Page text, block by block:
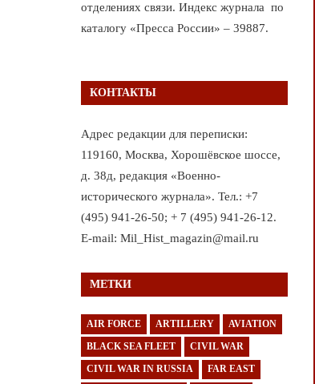
отделениях связи. Индекс журнала по
каталогу «Пресса России» – 39887.
КОНТАКТЫ
Адрес редакции для переписки:
119160, Москва, Хорошёвское шоссе,
д. 38д, редакция «Военно-
исторического журнала». Тел.: +7
(495) 941-26-50; + 7 (495) 941-26-12.
E-mail: Mil_Hist_magazin@mail.ru
МЕТКИ
AIR FORCE ARTILLERY AVIATION
BLACK SEA FLEET CIVIL WAR
CIVIL WAR IN RUSSIA FAR EAST